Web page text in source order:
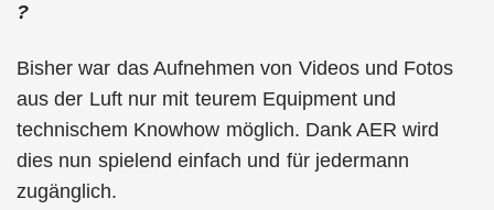
?
Bisher war das Aufnehmen von Videos und Fotos
aus der Luft nur mit teurem Equipment und
technischem Knowhow möglich. Dank AER wird
dies nun spielend einfach und für jedermann
zugänglich.